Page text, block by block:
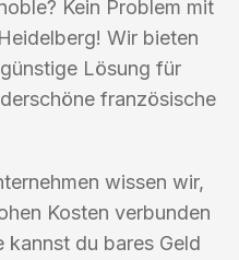
Kein Problem mit
Wir bieten
Lösung für
französische
wissen wir,
Kosten verbunden
kannst du bares Geld